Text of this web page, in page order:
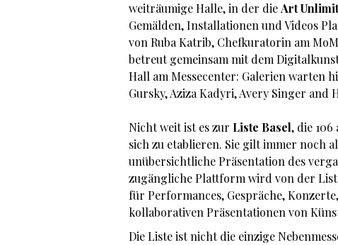
weiträumige Halle, in der dieArt
Gemälden, Installationen und Videos
von Ruba Katrib, Chefkuratorin am
betreut gemeinsam mit dem
Hall am Messecenter: Galerien warten
Gursky, Aziza Kadyri, Avery Singer and
Nicht weit ist es zur Liste Basel, die
sich zu etablieren. Sie gilt immer noch
unübersichtliche Präsentation des
zugängliche Plattform wird von der
für Performances, Gespräche,
kollaborativen Präsentationen von
Die Liste ist nicht die einzige